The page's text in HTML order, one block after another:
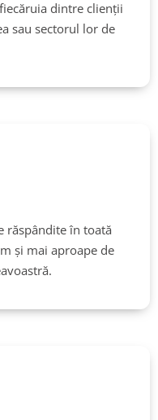
dintre clienții
sau sectorul lor de
răspândite în toată
și mai aproape de